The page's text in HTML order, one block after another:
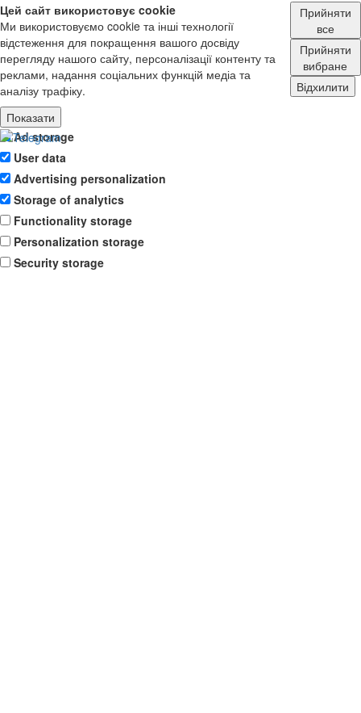
Цей сайт використовує cookie
Ми використовуємо cookie та інші технології
відстеження для покращення вашого досвіду
перегляду нашого сайту, персоналізації контенту та
реклами, надання соціальних функцій медіа та
аналізу трафіку.
Показати
Ad storage
User data
Advertising personalization
Storage of analytics
Functionality storage
Personalization storage
Security storage
Прийняти
все
Прийняти
вибране
Відхилити